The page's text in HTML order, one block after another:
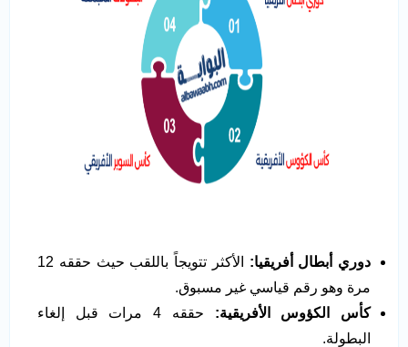
دوري أبطال أفريقيا:
الأكثر تتويجاً باللقب حيث حققه 12
مرة وهو رقم قياسي غير مسبوق.
كأس الكؤوس الأفريقية:
حققه 4 مرات قبل إلغاء
البطولة.